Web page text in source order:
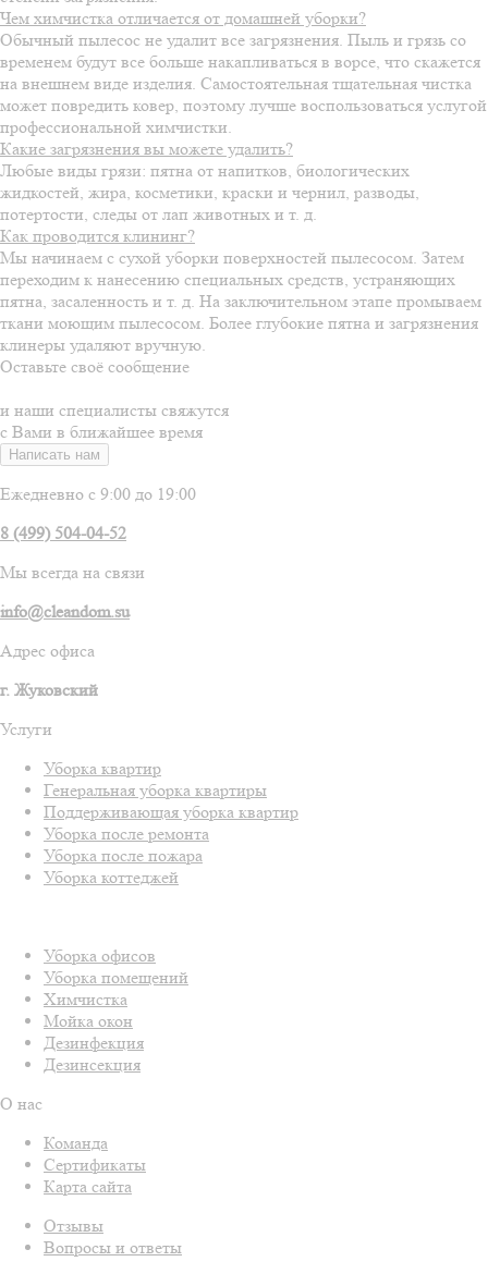
Чем химчистка отличается от домашней уборки?
Обычный пылесос не удалит все загрязнения. Пыль и грязь со
временем будут все больше накапливаться в ворсе, что скажется
на внешнем виде изделия. Самостоятельная тщательная чистка
может повредить ковер, поэтому лучше воспользоваться услугой
профессиональной химчистки.
Какие загрязнения вы можете удалить?
Любые виды грязи: пятна от напитков, биологических
жидкостей, жира, косметики, краски и чернил, разводы,
потертости, следы от лап животных и т. д.
Как проводится клининг?
Мы начинаем с сухой уборки поверхностей пылесосом. Затем
переходим к нанесению специальных средств, устраняющих
пятна, засаленность и т. д. На заключительном этапе промываем
ткани моющим пылесосом. Более глубокие пятна и загрязнения
клинеры удаляют вручную.
Оставьте своё сообщение
и наши специалисты свяжутся
с Вами в ближайшее время
Написать нам
Ежедневно с 9:00 до 19:00
8 (499) 504-04-52
Мы всегда на связи
info@cleandom.su
Адрес офиса
г. Жуковский
Услуги
Уборка квартир
Генеральная уборка квартиры
Поддерживающая уборка квартир
Уборка после ремонта
Уборка после пожара
Уборка коттеджей
Уборка офисов
Уборка помещений
Химчистка
Мойка окон
Дезинфекция
Дезинсекция
О нас
Команда
Сертификаты
Карта сайта
Отзывы
Вопросы и ответы